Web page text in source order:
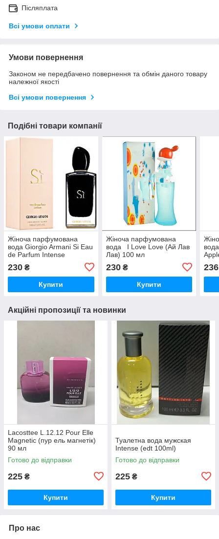
Післяплата
Всі умови оплати
Умови повернення
Законом не передбачено повернення та обмін даного товару
належної якості
Всі умови повернення
Подібні товари компанії
Жіноча парфумована
вода Giorgio Armani Si Eau
de Parfum Intense
(Джорджіо Армані Сі еу де
парфум інтенс)
230 ₴
Купити
Жіноча парфумована
вода I Love Love (Ай Лав
Лав) 100 мл
230₴
Купити
236
Акційні пропозиції та новинки
Lacosttee L.12.12 Pour Elle
Magnetic (пур ель магнетік)
90 мл
Готово до відправки
225 ₴
Купити
Туалетна вода мужская
Intense (edt 100ml)
Готово до відправки
225 ₴
Купити
Про нас